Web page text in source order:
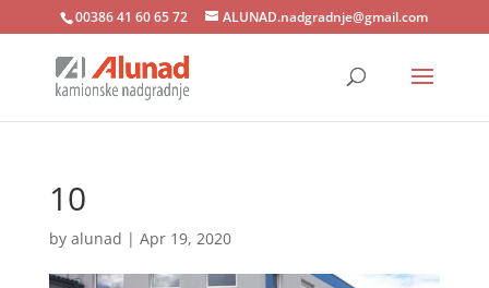
00386 41 60 65 72 ALUNAD.nadgradnje@gmail.com
10
by alunad | Apr 19, 2020